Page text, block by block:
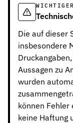
Die auf dieser
insbesondere
Aussagen zu
wurden
können
keine Haftung